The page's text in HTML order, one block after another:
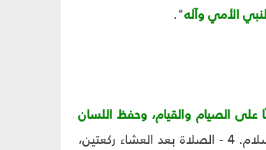
الأمي وآله".
الصيام والقيام، وحفظ اللسان
". 2 - الغسل: 3 - زيارة الحسين عليه السلام. 4 - الصلاة بعد العشاء ركعتين،